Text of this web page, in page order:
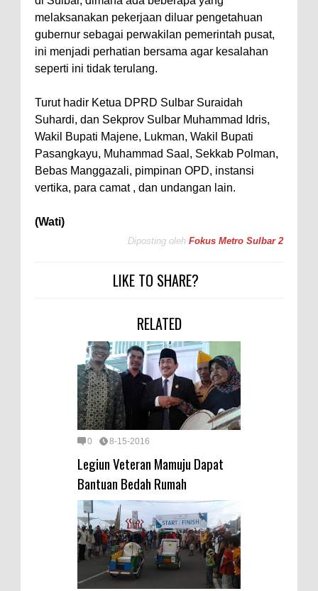
melaksanakan pekerjaan diluar pengetahuan
gubernur sebagai perwakilan pemerintah pusat,
ini menjadi perhatian bersama agar kesalahan
seperti ini tidak terulang.
Turut hadir Ketua DPRD Sulbar Suraidah
Suhardi, dan Sekprov Sulbar Muhammad Idris,
Wakil Bupati Majene, Lukman, Wakil Bupati
Pasangkayu, Muhammad Saal, Sekkab Polman,
Bebas Manggazali, pimpinan OPD, instansi
vertika, para camat , dan undangan lain.
(Wati)
Diposting oleh Fokus Metro Sulbar 2
LIKE TO SHARE?
RELATED
0 8-15-2016
Legiun Veteran Mamuju Dapat
Bantuan Bedah Rumah